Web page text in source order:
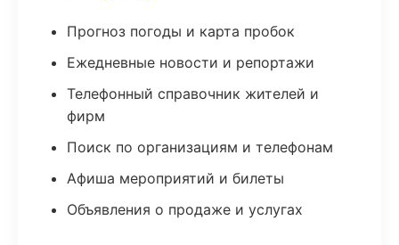
Прогноз погоды и карта пробок
Ежедневные новости и репортажи
Телефонный справочник жителей и
фирм
Поиск по организациям и телефонам
Афиша мероприятий и билеты
Объявления о продаже и услугах